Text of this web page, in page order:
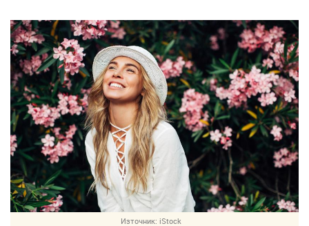
Източник: iStock